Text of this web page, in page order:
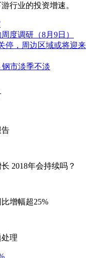
行业的投资增速。
度调研（8月9日）
停，周边区域或将迎来
钢市淡季不淡
告
2018年会持续吗？
增幅超25%
理